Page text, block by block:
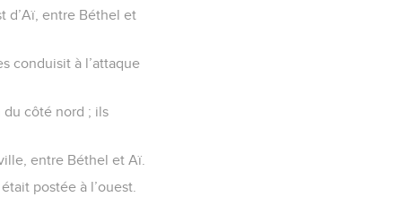
d’Aï, entre Béthel et
conduisit à l’attaque
du côté nord ; ils
entre Béthel et Aï.
postée à l’ouest.